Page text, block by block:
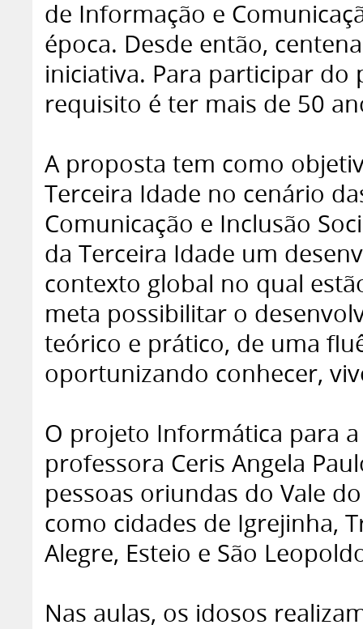
de Informação e
época. Desde então,
iniciativa. Para participar
requisito é ter mais de 50
A proposta tem como
Terceira Idade no cenário
Comunicação e Inclusão
da Terceira Idade um
contexto global no qual
meta possibilitar o
teórico e prático, de uma
oportunizando conhecer,
O projeto Informática para
professora Ceris Angela
pessoas oriundas do Vale
como cidades de Igrejinha,
Alegre, Esteio e São
Nas aulas, os idosos